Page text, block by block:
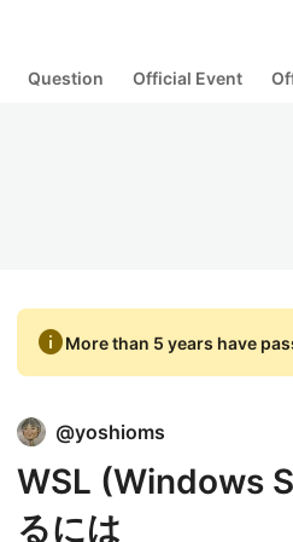
Question Official Event
infoMore than 5 years have
@yoshioms
WSL (Windows
るには